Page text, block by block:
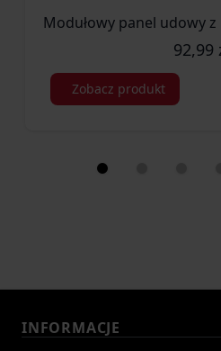
Modułowy panel udowy z
92,99
Zobacz produkt
INFORMACJE